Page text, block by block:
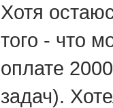
Хотя
того - что
оплате
задач).